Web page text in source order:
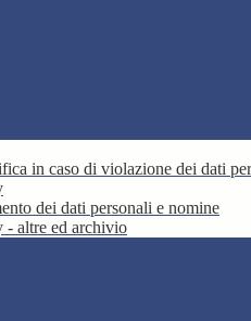
in caso di violazione dei dati
dei dati personali e nomine
- altre ed archivio